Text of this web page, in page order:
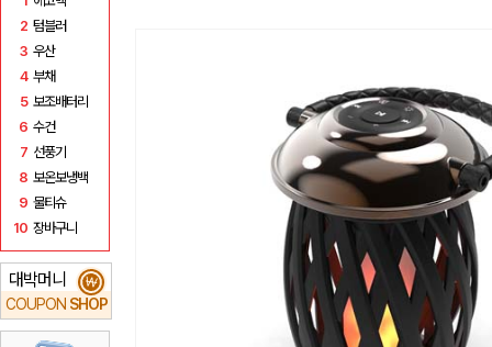
2 텀블러
3 우산
4 부채
5 보조배터리
6 수건
7 선풍기
8 보온보냉백
9 물티슈
10 장바구니
대박머니
COUPON SHOP
₩